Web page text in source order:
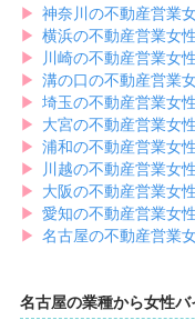
▶︎ 神奈川の不動産営業
▶︎ 横浜の不動産営業女
▶︎
川崎の不動産営業女
▶︎ 溝の口の不動産営業
▶︎ 埼玉の不動産営業女
▶︎ 大宮の不動産営業女
▶︎ 浦和の不動産営業女
▶︎
川越の不動産営業女
▶︎ 大阪の不動産営業女
▶︎ 愛知の不動産営業女
▶︎ 名古屋の不動産営業
名古屋の業種から女性